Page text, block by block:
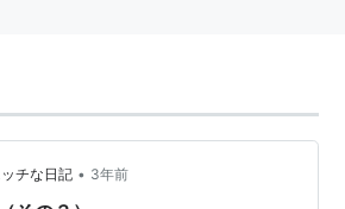
剤舗装工事等が完成。
型機が就航。
走路800mで供用開始。
走路を1,500mに延伸。
チな日記 • 3年前